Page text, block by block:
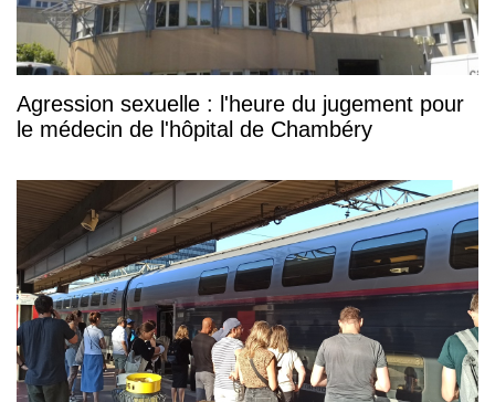
Agression sexuelle : l'heure du jugement pour
le médecin de l'hôpital de Chambéry